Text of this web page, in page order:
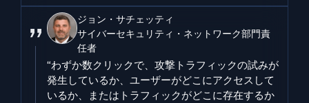
ジョン・サチェッティ
サイバーセキュリティ・ネットワーク部門責
任者
“わずか数クリックで、攻撃トラフィックの試みが
発生しているか、ユーザーがどこにアクセスして
いるか、またはトラフィックがどこに存在するか